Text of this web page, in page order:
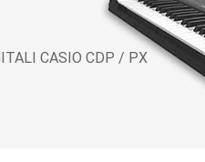
CASIO CDP / PX